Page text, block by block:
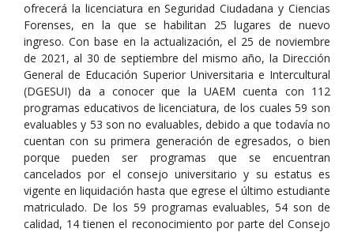
ofrecerá la licenciatura en Seguridad Ciudadana y Ciencias
Forenses, en la que se habilitan 25 lugares de nuevo
ingreso. Con base en la actualización, el 25 de noviembre
de 2021, al 30 de septiembre del mismo año, la Dirección
General de Educación Superior Universitaria e Intercultural
(DGESUI) da a conocer que la UAEM cuenta con 112
programas educativos de licenciatura, de los cuales 59 son
evaluables y 53 son no evaluables, debido a que todavía no
cuentan con su primera generación de egresados, o bien
porque pueden ser programas que se encuentran
cancelados por el consejo universitario y su estatus es
vigente en liquidación hasta que egrese el último estudiante
matriculado. De los 59 programas evaluables, 54 son de
calidad, 14 tienen el reconocimiento por parte del Consejo